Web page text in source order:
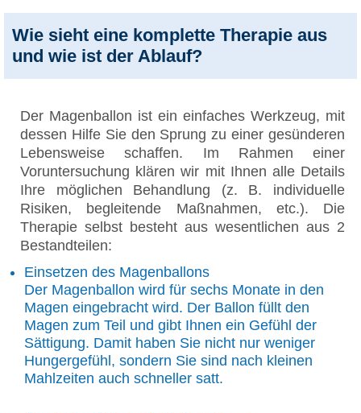
Wie sieht eine komplette Therapie aus
und wie ist der Ablauf?
Der Magenballon ist ein einfaches Werkzeug, mit
dessen Hilfe Sie den Sprung zu einer gesünderen
Lebensweise schaffen. Im Rahmen einer
Voruntersuchung klären wir mit Ihnen alle Details
Ihre möglichen Behandlung (z. B. individuelle
Risiken, begleitende Maßnahmen, etc.). Die
Therapie selbst besteht aus wesentlichen aus 2
Bestandteilen:
Einsetzen des Magenballons
Der Magenballon wird für sechs Monate in den
Magen eingebracht wird. Der Ballon füllt den
Magen zum Teil und gibt Ihnen ein Gefühl der
Sättigung. Damit haben Sie nicht nur weniger
Hungergefühl, sondern Sie sind nach kleinen
Mahlzeiten auch schneller satt.